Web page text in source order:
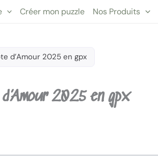
Créer mon puzzle Nos Produits
d’Amour 2025 en gpx
2025 en gpx